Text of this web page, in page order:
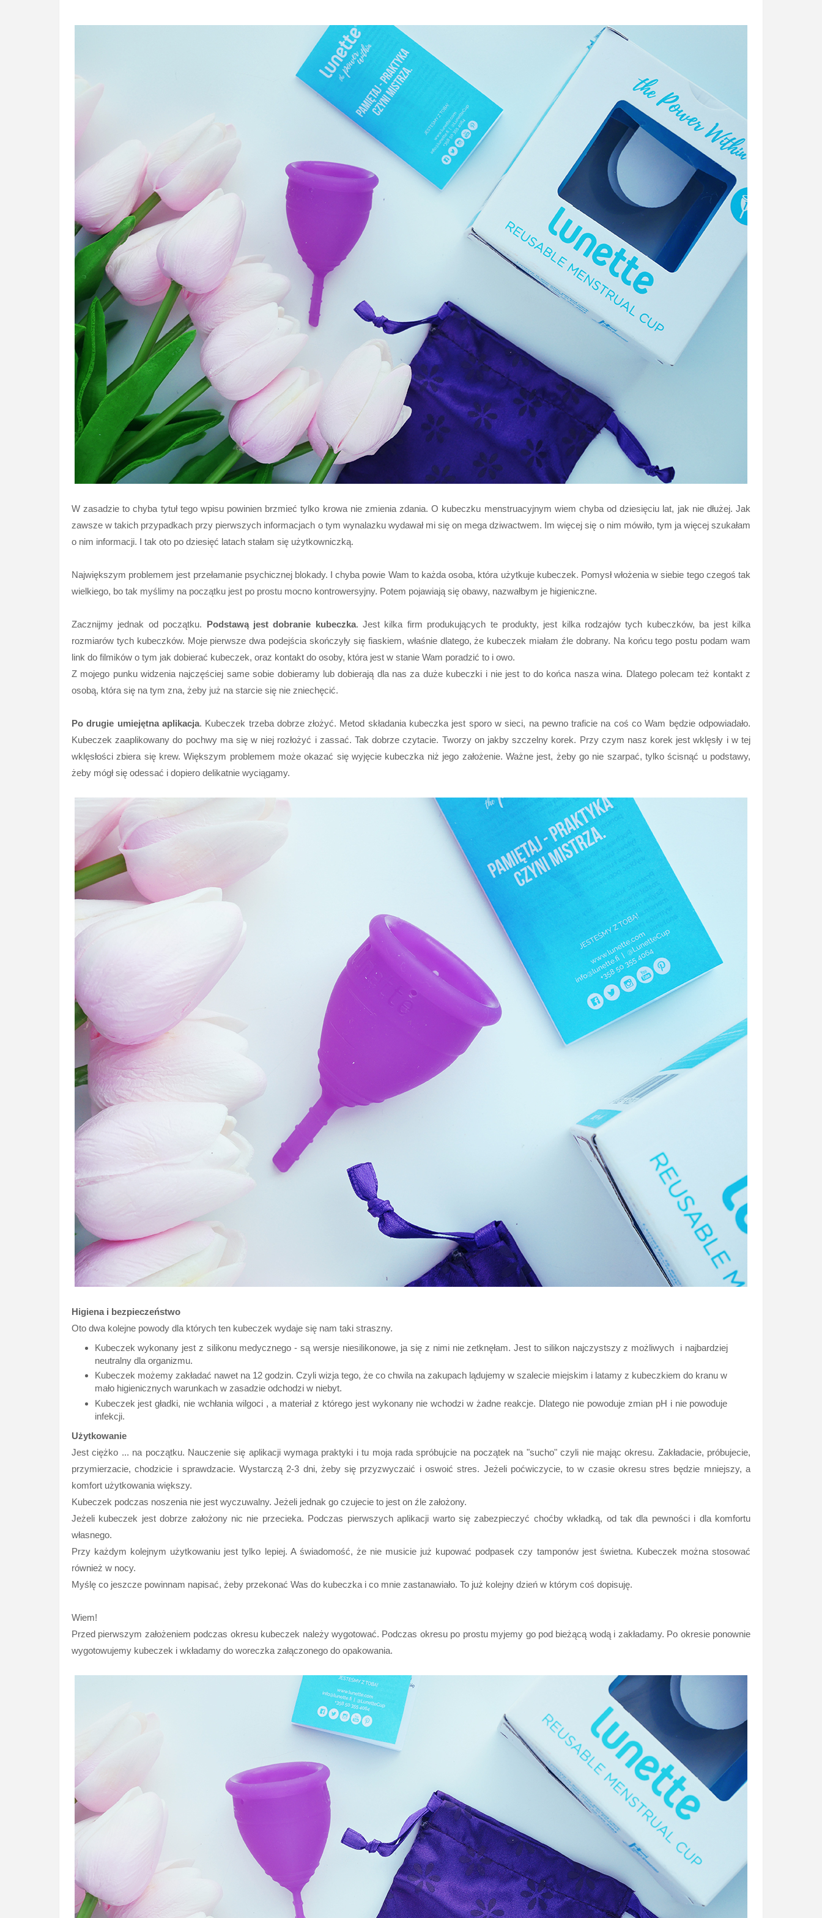
W zasadzie to chyba tytuł tego wpisu powinien brzmieć tylko krowa nie zmienia zdania. O kubeczku menstruacyjnym wiem chyba od dziesięciu lat, jak nie dłużej. Jak
zawsze w takich przypadkach przy pierwszych informacjach o tym wynalazku wydawał mi się on mega dziwactwem. Im więcej się o nim mówiło, tym ja więcej szukałam
o nim informacji. I tak oto po dziesięć latach stałam się użytkowniczką.
Największym problemem jest przełamanie psychicznej blokady. I chyba powie Wam to każda osoba, która użytkuje kubeczek. Pomysł włożenia w siebie tego czegoś tak
wielkiego, bo tak myślimy na początku jest po prostu mocno kontrowersyjny. Potem pojawiają się obawy, nazwałbym je higieniczne.
Zacznijmy jednak od początku. Podstawą jest dobranie kubeczka. Jest kilka firm produkujących te produkty, jest kilka rodzajów tych kubeczków, ba jest kilka
rozmiarów tych kubeczków. Moje pierwsze dwa podejścia skończyły się fiaskiem, właśnie dlatego, że kubeczek miałam źle dobrany. Na końcu tego postu podam wam
link do filmików o tym jak dobierać kubeczek, oraz kontakt do osoby, która jest w stanie Wam poradzić to i owo.
Z mojego punku widzenia najczęściej same sobie dobieramy lub dobierają dla nas za duże kubeczki i nie jest to do końca nasza wina. Dlatego polecam też kontakt z
osobą, która się na tym zna, żeby już na starcie się nie zniechęcić.
Po drugie umiejętna aplikacja. Kubeczek trzeba dobrze złożyć. Metod składania kubeczka jest sporo w sieci, na pewno traficie na coś co Wam będzie odpowiadało.
Kubeczek zaaplikowany do pochwy ma się w niej rozłożyć i zassać. Tak dobrze czytacie. Tworzy on jakby szczelny korek. Przy czym nasz korek jest wklęsły i w tej
wklęsłości zbiera się krew. Większym problemem może okazać się wyjęcie kubeczka niż jego założenie. Ważne jest, żeby go nie szarpać, tylko ścisnąć u podstawy,
żeby mógł się odessać i dopiero delikatnie wyciągamy.
Higiena i bezpieczeństwo
Oto dwa kolejne powody dla których ten kubeczek wydaje się nam taki straszny.
Kubeczek wykonany jest z silikonu medycznego - są wersje niesilikonowe, ja się z nimi nie zetknęłam. Jest to silikon najczystszy z możliwych i najbardziej
neutralny dla organizmu.
Kubeczek możemy zakładać nawet na 12 godzin. Czyli wizja tego, że co chwila na zakupach lądujemy w szalecie miejskim i latamy z kubeczkiem do kranu w
mało higienicznych warunkach w zasadzie odchodzi w niebyt.
Kubeczek jest gładki, nie wchłania wilgoci , a materiał z którego jest wykonany nie wchodzi w żadne reakcje. Dlatego nie powoduje zmian pH i nie powoduje
infekcji.
Użytkowanie
Jest ciężko ... na początku. Nauczenie się aplikacji wymaga praktyki i tu moja rada spróbujcie na początek na "sucho" czyli nie mając okresu. Zakładacie, próbujecie,
przymierzacie, chodzicie i sprawdzacie. Wystarczą 2-3 dni, żeby się przyzwyczaić i oswoić stres. Jeżeli poćwiczycie, to w czasie okresu stres będzie mniejszy, a
komfort użytkowania większy.
Kubeczek podczas noszenia nie jest wyczuwalny. Jeżeli jednak go czujecie to jest on źle założony.
Jeżeli kubeczek jest dobrze założony nic nie przecieka. Podczas pierwszych aplikacji warto się zabezpieczyć choćby wkładką, od tak dla pewności i dla komfortu
własnego.
Przy każdym kolejnym użytkowaniu jest tylko lepiej. A świadomość, że nie musicie już kupować podpasek czy tamponów jest świetna. Kubeczek można stosować
również w nocy.
Myślę co jeszcze powinnam napisać, żeby przekonać Was do kubeczka i co mnie zastanawiało. To już kolejny dzień w którym coś dopisuję.
Wiem!
Przed pierwszym założeniem podczas okresu kubeczek należy wygotować. Podczas okresu po prostu myjemy go pod bieżącą wodą i zakładamy. Po okresie ponownie
wygotowujemy kubeczek i wkładamy do woreczka załączonego do opakowania.